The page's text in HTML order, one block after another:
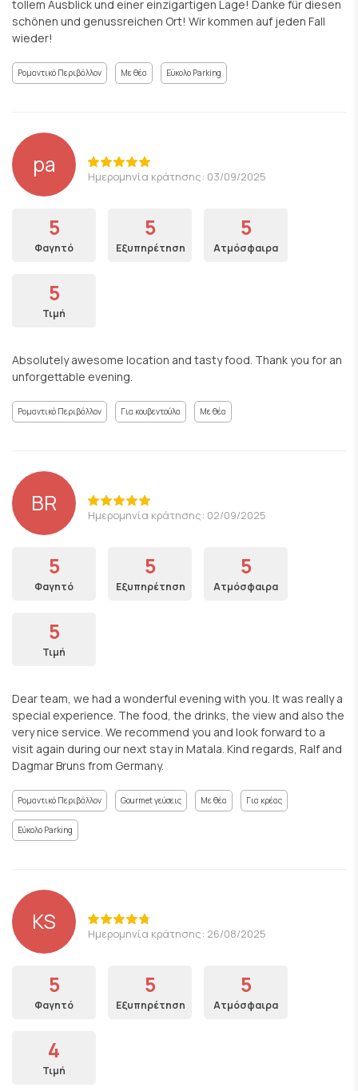
tollem Ausblick und einer einzigartigen Lage! Danke für diesen
schönen und genussreichen Ort! Wir kommen auf jeden Fall
wieder!
Ρομαντικό Περιβάλλον Με θέα Εύκολο Parking
pa Ημερομηνία κράτησης: 03/09/2025
5
Φαγητό
5
Εξυπηρέτηση
5
Ατμόσφαιρα
5
Τιμή
Absolutely awesome location and tasty food. Thank you for an
unforgettable evening.
Ρομαντικό Περιβάλλον Για κουβεντούλα Με θέα
BR Ημερομηνία κράτησης: 02/09/2025
5
Φαγητό
5
Εξυπηρέτηση
5
Ατμόσφαιρα
5
Τιμή
Dear team, we had a wonderful evening with you. It was really a
special experience. The food, the drinks, the view and also the
very nice service. We recommend you and look forward to a
visit again during our next stay in Matala. Kind regards, Ralf and
Dagmar Bruns from Germany.
Ρομαντικό Περιβάλλον Gourmet γεύσεις Με θέα Για κρέας
Εύκολο Parking
KS Ημερομηνία κράτησης: 26/08/2025
5
Φαγητό
5
Εξυπηρέτηση
5
Ατμόσφαιρα
4
Τιμή